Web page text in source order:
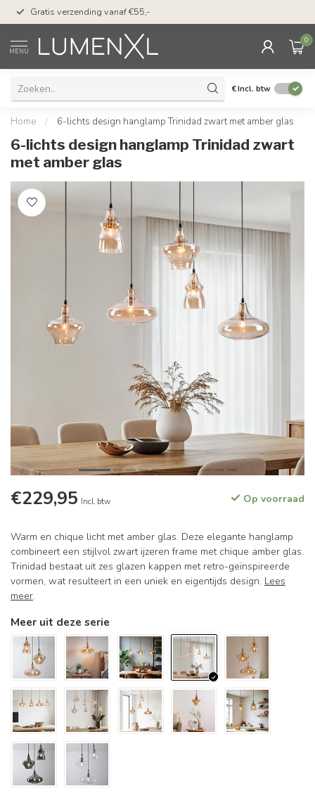
Gratis verzending vanaf €55,-
MENU
0
€Incl. btw
Home / 6-lichts design hanglamp Trinidad zwart met amber glas
6-lichts design hanglamp Trinidad zwart
met amber glas
€229,95 Incl. btw Op voorraad
Warm en chique licht met amber glas. Deze elegante hanglamp
combineert een stijlvol zwart ijzeren frame met chique amber glas.
Trinidad bestaat uit zes glazen kappen met retro-geïnspireerde
vormen, wat resulteert in een uniek en eigentijds design. Lees
meer.
Meer uit deze serie